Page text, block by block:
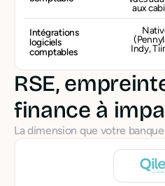
aux
Intégrations
logiciels
comptables
Indy,
RSE,
finance à
La dimension que votre